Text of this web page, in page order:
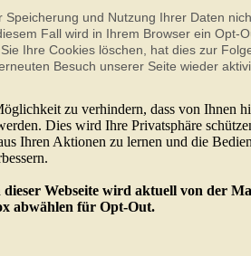
Speicherung und Nutzung Ihrer Daten
Fall wird in Ihrem Browser ein Opt-
Ihre Cookies löschen, hat dies zur
Besuch unserer Seite wieder